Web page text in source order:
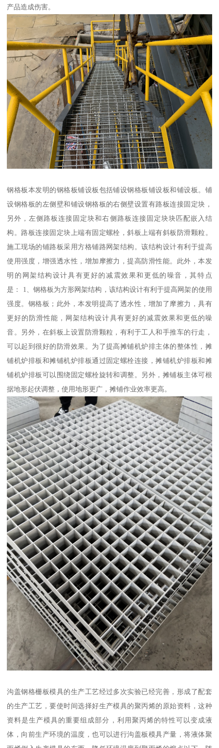
产品造成伤害。
钢格板本发明的钢格板铺设板包括铺设钢格板铺设板和铺设板。铺
设钢格板的左侧壁和铺设钢格板的右侧壁设置有路板连接固定块，
另外，左侧路板连接固定块和右侧路板连接固定块块匹配嵌入结
构。路板连接固定块上端有固定螺栓，斜板上端有斜板防滑颗粒。
施工现场的铺路板采用方格铺路网架结构。该结构设计有利于提高
使用强度，增强透水性，增加摩擦力，提高防滑性能。此外，本发
明的网架结构设计具有更好的减震效果和更低的噪音，其特点
是： 1、钢格板为方形网架结构，该结构设计有利于提高网架的使用
强度。钢格板；此外，本发明提高了透水性，增加了摩擦力，具有
更好的防滑性能，网架结构设计具有更好的减震效果和更低的噪
音。另外，在斜板上设置防滑颗粒，有利于工人和手推车的行走，
可以起到很好的防滑效果。为了提高摊铺机炉排主体的整体性，摊
铺机炉排板和摊铺机炉排板通过固定螺栓连接，摊铺机炉排板和摊
铺机炉排板可以围绕固定螺栓旋转和调整。另外，摊铺板主体可根
据地形起伏调整，使用地形更广，摊铺作业效率更高。
沟盖钢格栅板模具的生产工艺经过多次实验已经完善，形成了配套
的生产工艺，要使时间选择好生产模具的聚丙烯的原始资料，这种
资料是生产模具的重要组成部分，利用聚丙烯的特性可以变成液
体，向前生产环境的温度，也可以进行沟盖板模具产量，将液体聚